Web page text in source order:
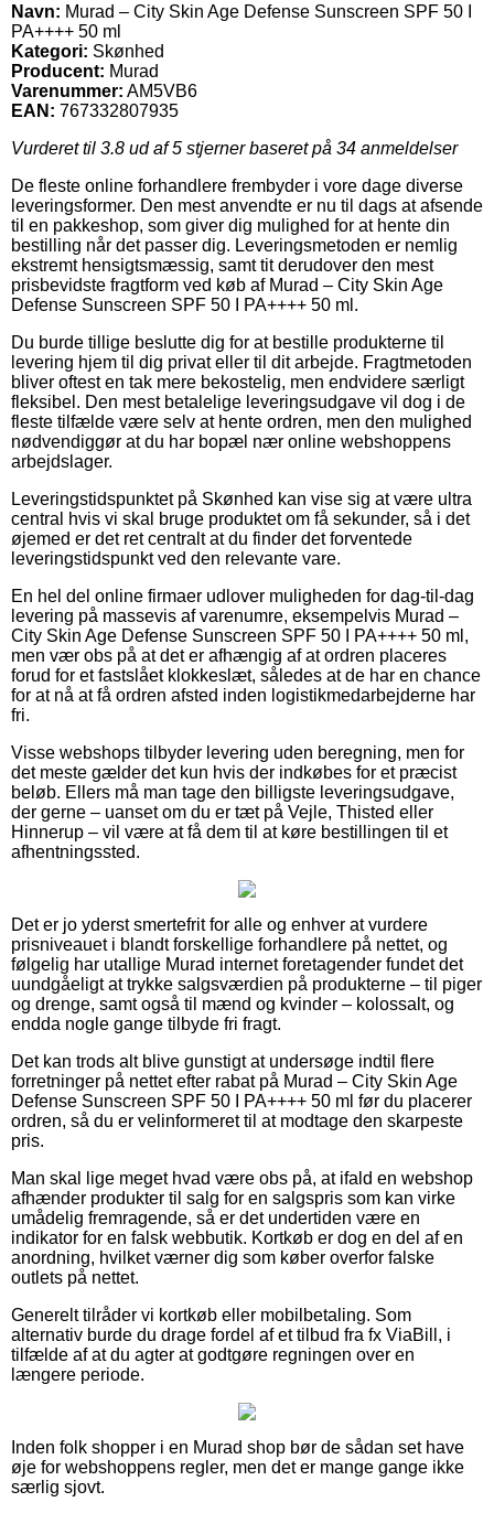
Navn: Murad – City Skin Age Defense Sunscreen SPF 50 I
PA++++ 50 ml
Kategori: Skønhed
Producent: Murad
Varenummer: AM5VB6
EAN: 767332807935
Vurderet til 3.8 ud af 5 stjerner baseret på 34 anmeldelser
De fleste online forhandlere frembyder i vore dage diverse
leveringsformer. Den mest anvendte er nu til dags at afsende
til en pakkeshop, som giver dig mulighed for at hente din
bestilling når det passer dig. Leveringsmetoden er nemlig
ekstremt hensigtsmæssig, samt tit derudover den mest
prisbevidste fragtform ved køb af Murad – City Skin Age
Defense Sunscreen SPF 50 I PA++++ 50 ml.
Du burde tillige beslutte dig for at bestille produkterne til
levering hjem til dig privat eller til dit arbejde. Fragtmetoden
bliver oftest en tak mere bekostelig, men endvidere særligt
fleksibel. Den mest betalelige leveringsudgave vil dog i de
fleste tilfælde være selv at hente ordren, men den mulighed
nødvendiggør at du har bopæl nær online webshoppens
arbejdslager.
Leveringstidspunktet på Skønhed kan vise sig at være ultra
central hvis vi skal bruge produktet om få sekunder, så i det
øjemed er det ret centralt at du finder det forventede
leveringstidspunkt ved den relevante vare.
En hel del online firmaer udlover muligheden for dag-til-dag
levering på massevis af varenumre, eksempelvis Murad –
City Skin Age Defense Sunscreen SPF 50 I PA++++ 50 ml,
men vær obs på at det er afhængig af at ordren placeres
forud for et fastslået klokkeslæt, således at de har en chance
for at nå at få ordren afsted inden logistikmedarbejderne har
fri.
Visse webshops tilbyder levering uden beregning, men for
det meste gælder det kun hvis der indkøbes for et præcist
beløb. Ellers må man tage den billigste leveringsudgave,
der gerne – uanset om du er tæt på Vejle, Thisted eller
Hinnerup – vil være at få dem til at køre bestillingen til et
afhentningssted.
Det er jo yderst smertefrit for alle og enhver at vurdere
prisniveauet i blandt forskellige forhandlere på nettet, og
følgelig har utallige Murad internet foretagender fundet det
uundgåeligt at trykke salgsværdien på produkterne – til piger
og drenge, samt også til mænd og kvinder – kolossalt, og
endda nogle gange tilbyde fri fragt.
Det kan trods alt blive gunstigt at undersøge indtil flere
forretninger på nettet efter rabat på Murad – City Skin Age
Defense Sunscreen SPF 50 I PA++++ 50 ml før du placerer
ordren, så du er velinformeret til at modtage den skarpeste
pris.
Man skal lige meget hvad være obs på, at ifald en webshop
afhænder produkter til salg for en salgspris som kan virke
umådelig fremragende, så er det undertiden være en
indikator for en falsk webbutik. Kortkøb er dog en del af en
anordning, hvilket værner dig som køber overfor falske
outlets på nettet.
Generelt tilråder vi kortkøb eller mobilbetaling. Som
alternativ burde du drage fordel af et tilbud fra fx ViaBill, i
tilfælde af at du agter at godtgøre regningen over en
længere periode.
Inden folk shopper i en Murad shop bør de sådan set have
øje for webshoppens regler, men det er mange gange ikke
særlig sjovt.